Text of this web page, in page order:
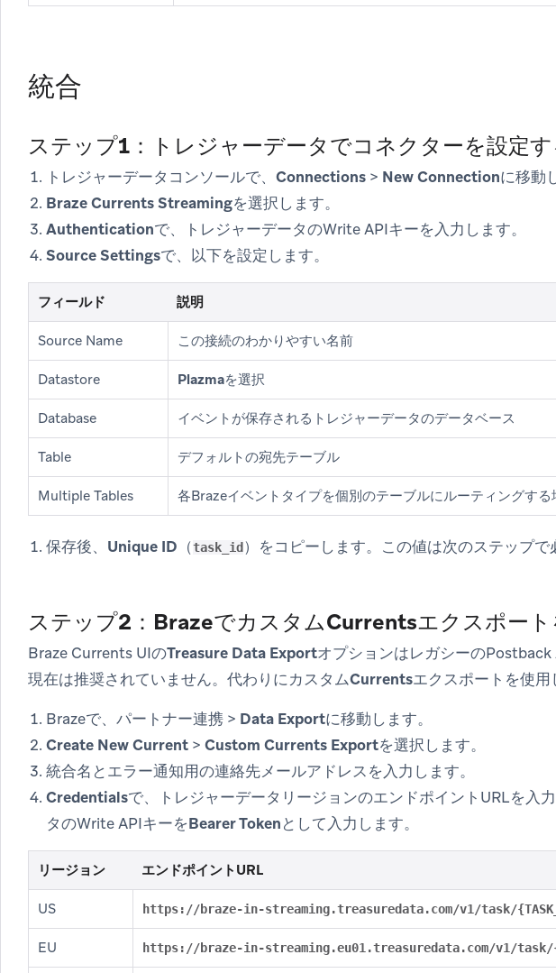
統合
ステップ1：トレジャーデータでコネクターを設定す
トレジャーデータコンソールで、 Connections > New Connectionに移動
Braze Currents Streamingを選択します。
Authenticationで、トレジャーデータのWrite APIキーを入力します。
Source Settingsで、以下を設定します。
フィールド 説明
Source Name この接続のわかりやすい名前
Datastore Plazmaを選択
Database イベントが保存されるトレジャーデータのデータベース
Table デフォルトの宛先テーブル
Multiple Tables 各Brazeイベントタイプを個別のテーブルにルーティングする
保存後、 Unique ID （task_id ）をコピーします。この値は次のステップで
ステップ2：BrazeでカスタムCurrentsエクスポート
Braze Currents UIのTreasure Data ExportオプションはレガシーのPostback
現在は推奨されていません。代わりにカスタムCurrentsエクスポート を使用
Brazeで、 パートナー連携 > Data Exportに移動します。
Create New Current > Custom Currents Exportを選択します。
統合名とエラー通知用の連絡先メールアドレスを入力します。
Credentialsで、トレジャーデータリージョンのエンドポイントURLを入
タのWrite APIキーをBearer Tokenとして入力します。
リージョン エンドポイントURL
US https://braze-in-streaming.treasuredata.com/v1/task/
EU https://braze-in-streaming.eu01.treasuredata.com/v1/task/